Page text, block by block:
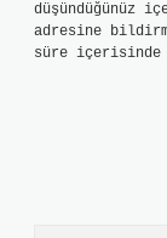
düşündüğünüz
adresine
süre içerisinde